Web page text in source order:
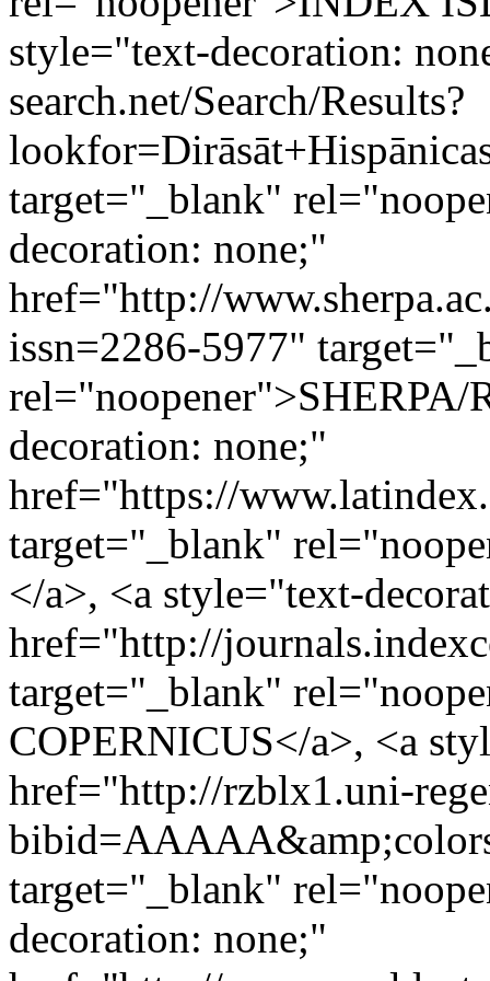
style="text-decoration:
search.net/Search/Results?
target="_blank"
decoration: none;"
href="http://
issn=2286-5977"
decoration: none;"
href="https://
target="_blank"
</a>, <a style="text-
href="http://
target="_blank"
COPERNICUS</a>, <a
href="http://rzblx1.uni-
target="_blank"
decoration: none;"